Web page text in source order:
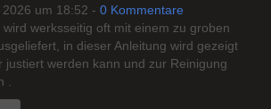
2026 um 18:52 - 0 Kommentare
wird werksseitig oft mit einem zu groben
in dieser Anleitung wird gezeigt
justiert werden kann und zur Reinigung